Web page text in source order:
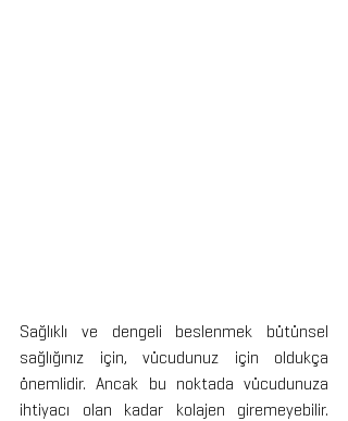
Sağlıklı ve dengeli beslenmek bütünsel
sağlığınız için, vücudunuz için oldukça
önemlidir. Ancak bu noktada vücudunuza
ihtiyacı olan kadar kolajen giremeyebilir.